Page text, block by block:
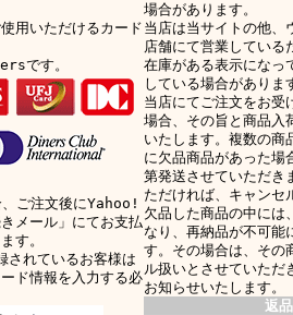
用いただけるカード
です。
ご注文後にYahoo!
メール」にてお支払
す。
れているお客様は
ド情報を入力する必
場合があります。
当店は当サイトの他、
店舗にて営業している
在庫がある表示になっ
している場合がありま
当店にてご注文をお受
場合、その旨と商品入
いたします。複数の商
に欠品商品があった場
第発送させていただき
ただければ、キャンセ
欠品した商品の中には
なり、再納品が不可能
す。その場合は、その
ル扱いとさせていただ
お知らせいたします。
返